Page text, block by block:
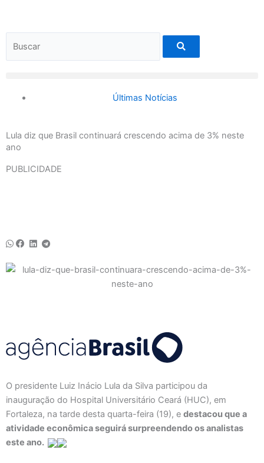
conteúdo
Últimas Notícias
Lula diz que Brasil continuará crescendo acima de 3% neste
ano
PUBLICIDADE
O presidente Luiz Inácio Lula da Silva participou da
inauguração do Hospital Universitário Ceará (HUC), em
Fortaleza, na tarde desta quarta-feira (19), e destacou que a
atividade econômica seguirá surpreendendo os analistas
este ano.